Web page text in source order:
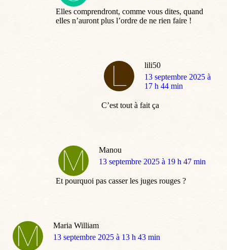
Elles comprendront, comme vous dites, quand
elles n’auront plus l’ordre de ne rien faire !
lili50
dit
:
13 septembre 2025 à
17 h 44 min
C’est tout à fait ça
Manou
dit
13 septembre 2025 à 19 h 47 min
Et pourquoi pas casser les juges rouges ?
Maria William
dit
13 septembre 2025 à 13 h 43 min